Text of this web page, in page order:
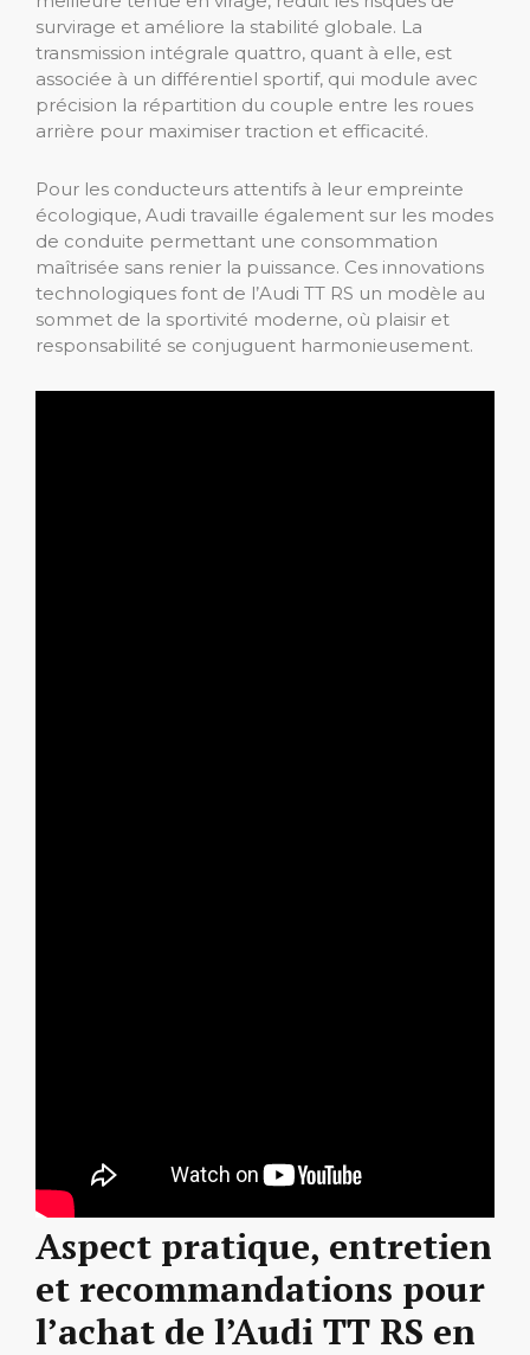
survirage et améliore la stabilité globale. La
transmission intégrale quattro, quant à elle, est
associée à un différentiel sportif, qui module avec
précision la répartition du couple entre les roues
arrière pour maximiser traction et efficacité.
Pour les conducteurs attentifs à leur empreinte
écologique, Audi travaille également sur les modes
de conduite permettant une consommation
maîtrisée sans renier la puissance. Ces innovations
technologiques font de l’Audi TT RS un modèle au
sommet de la sportivité moderne, où plaisir et
responsabilité se conjuguent harmonieusement.
Aspect pratique, entretien
et recommandations pour
l’achat de l’Audi TT RS en